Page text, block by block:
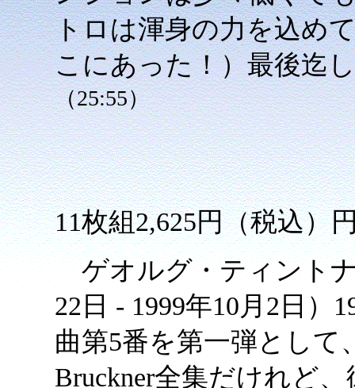
トロは渾身の力を込め
こにあった！）最後迄
（25:55）
11枚組2,625円（税込）
ゲオルグ・ティントナ
22日 - 1999年10月2日）
曲第5番を第一弾とし
Bruckner全集だけれど